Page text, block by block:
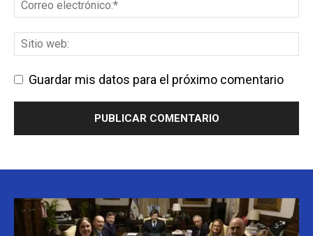
Guardar mis datos para el próximo comentario